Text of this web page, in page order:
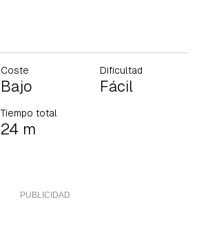
Coste
Bajo
Dificultad
Fácil
Tiempo total
24 m